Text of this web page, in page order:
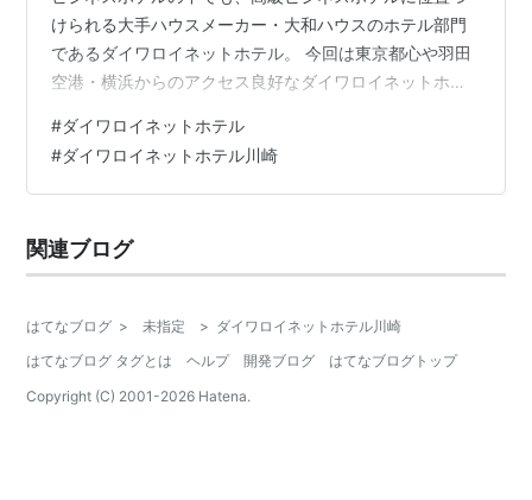
けられる大手ハウスメーカー・大和ハウスのホテル部門
であるダイワロイネットホテル。 今回は東京都心や羽田
空港・横浜からのアクセス良好なダイワロイネットホテ
いところまでは書ききれませんが簡単に記事にしていき
ます。 ホテル概要 ・アクセス JR・京急川崎駅より徒歩
約5～8分・客室数 全240室 ・周辺施設・サービス 1階に
央東口からアゼリア地下街に入り、37番出口を出たら直
進。左手に見え…
#ダイワロイネットホテル
#ダイワロイネットホテル川崎
関連ブログ
はてなブログ > 未指定 > ダイワロイネットホテル川崎
はてなブログ タグとは
ヘルプ 開発ブログ
はてなブログトップ
Copyright (C) 2001-2026 Hatena.